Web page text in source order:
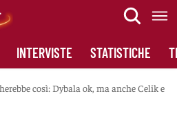
INTERVISTE STATISTICHE
così: Dybala ok, ma anche Celik e